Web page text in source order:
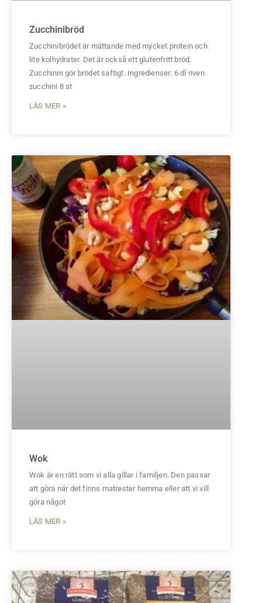
Zucchinibröd
Zucchinibrödet är mättande med mycket protein och
lite kolhydrater. Det är också ett glutenfritt bröd.
Zucchinin gör brödet saftigt. Ingredienser: 6 dl riven
zucchini 8 st
LÄS MER »
Wok
Wok är en rätt som vi alla gillar i familjen. Den passar
att göra när det finns matrester hemma eller att vi vill
göra något
LÄS MER »